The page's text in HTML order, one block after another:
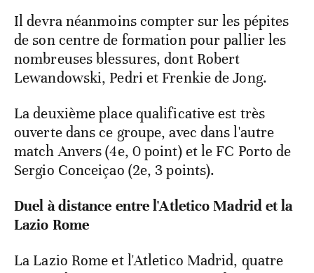
Il devra néanmoins compter sur les pépites
de son centre de formation pour pallier les
nombreuses blessures, dont Robert
Lewandowski, Pedri et Frenkie de Jong.
La deuxième place qualificative est très
ouverte dans ce groupe, avec dans l'autre
match Anvers (4e, 0 point) et le FC Porto de
Sergio Conceiçao (2e, 3 points).
Duel à distance entre l'Atletico Madrid et la
Lazio Rome
La Lazio Rome et l'Atletico Madrid, quatre